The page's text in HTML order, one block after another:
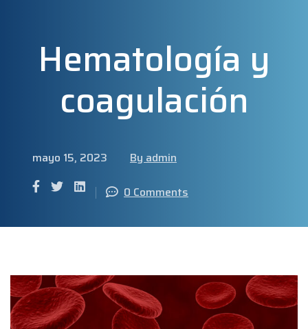
Hematología y
coagulación
mayo 15, 2023
By admin
0 Comments